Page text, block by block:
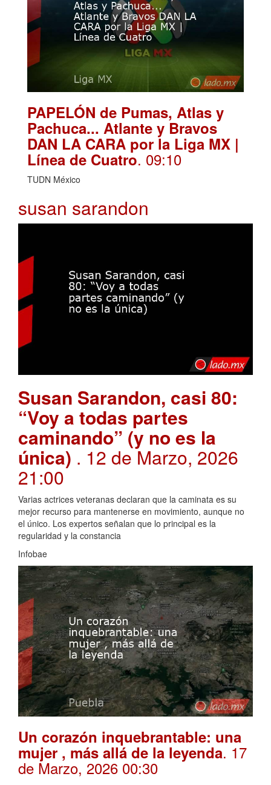
PAPELÓN de Pumas, Atlas y
Pachuca... Atlante y Bravos
DAN LA CARA por la Liga MX |
Línea de Cuatro. 09:10
TUDN México
susan sarandon
Susan Sarandon, casi 80:
“Voy a todas partes
caminando” (y no es la
única) . 12 de Marzo, 2026
21:00
Varias actrices veteranas declaran que la caminata es su
mejor recurso para mantenerse en movimiento, aunque no
el único. Los expertos señalan que lo principal es la
regularidad y la constancia
Infobae
Un corazón inquebrantable: una
mujer , más allá de la leyenda. 17
de Marzo, 2026 00:30